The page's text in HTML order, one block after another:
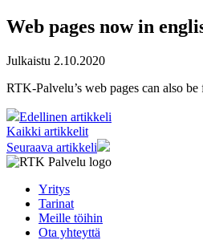
Web pages now in
Julkaistu 2.10.2020
RTK-Palvelu’s web pages can also
Edellinen artikkeli
Kaikki artikkelit
Seuraava artikkeli
Yritys
Tarinat
Meille töihin
Ota yhteyttä